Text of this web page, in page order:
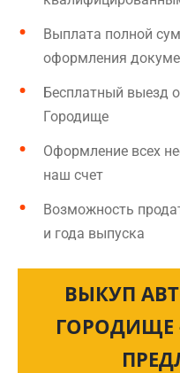
Выплата полной
оформления
Бесплатный выезд
Городище
Оформление всех
наш счет
Возможность
и года выпуска
ВЫКУП
ГОРОДИЩЕ